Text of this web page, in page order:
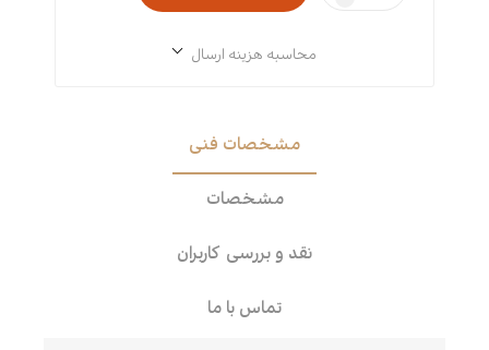
محاسبه هزینه ارسال
مشخصات فنی
مشخصات
نقد و بررسی کاربران
تماس با ما